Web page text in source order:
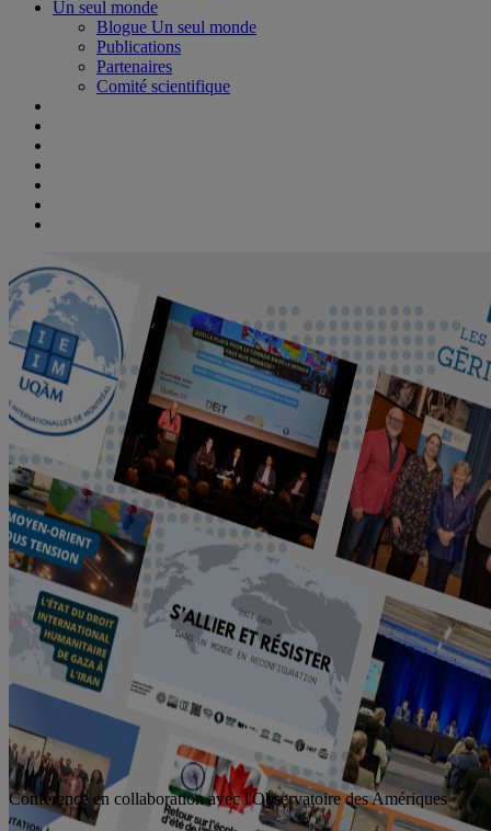
Un seul monde
Blogue Un seul monde
Publications
Partenaires
Comité scientifique
Conférence en collaboration avec l'Observatoire des Amériques